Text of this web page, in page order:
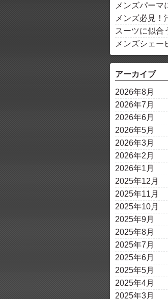
メンズパーマ
メンズ必見！
スーツに似合
メンズシェー
アーカイブ
2026年8月
2026年7月
2026年6月
2026年5月
2026年3月
2026年2月
2026年1月
2025年12月
2025年11月
2025年10月
2025年9月
2025年8月
2025年7月
2025年6月
2025年5月
2025年4月
2025年3月